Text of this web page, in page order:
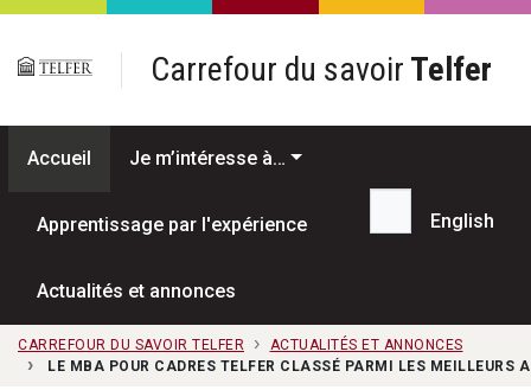
Passer au contenu principal
Carrefour du savoir Telfer
Accueil Je m’intéresse à…
Apprentissage par l'expérience
Actualités et annonces
Recherche...
English
CARREFOUR DU SAVOIR TELFER
ACTUALITÉS ET ANNONCES
LE MBA POUR CADRES TELFER CLASSÉ PARMI LES MEILLEURS